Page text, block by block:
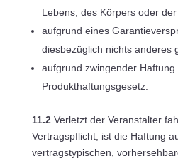
Lebens, des Körpers oder der
aufgrund eines
diesbezüglich nichts anderes
aufgrund zwingender
Produkthaftungsgesetz.
11.2Verletzt der Veranstalter
Vertragspflicht, ist die Haftung
vertragstypischen,